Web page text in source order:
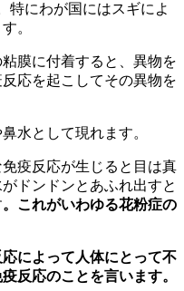
特にわが国にはスギによ
。
膜に付着すると、異物を
応を起こしてその異物を
水として現れます。
疫反応が生じると目は真
ドンドンとあふれ出すと
。これがいわゆる花粉症の
によって人体にとって不
反応のことを言います。